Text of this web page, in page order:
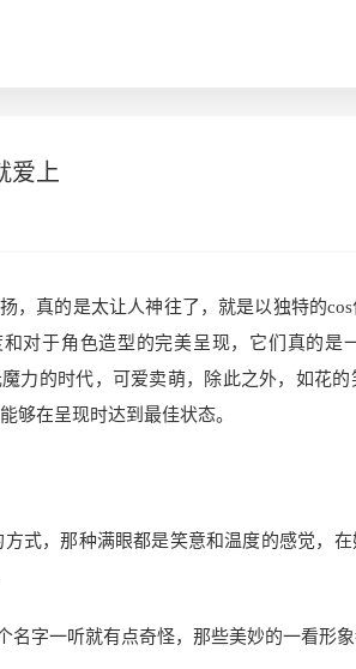
爱上
，真的是太让人神往了，就是以独特的
对于角色造型的完美呈现，它们真的是
力的时代，可爱卖萌，除此之外，如花
够在呈现时达到最佳状态。
式，那种满眼都是笑意和温度的感觉，
名字一听就有点奇怪，那些美妙的一看形象